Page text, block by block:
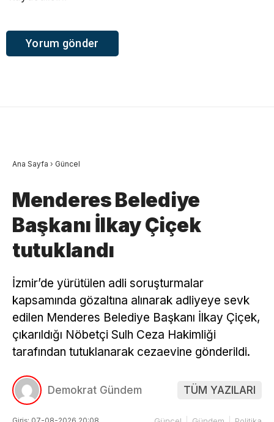
Ana Sayfa › Güncel
Menderes Belediye
Başkanı İlkay Çiçek
tutuklandı
İzmir’de yürütülen adli soruşturmalar
kapsamında gözaltına alınarak adliyeye sevk
edilen Menderes Belediye Başkanı İlkay Çiçek,
çıkarıldığı Nöbetçi Sulh Ceza Hakimliği
tarafından tutuklanarak cezaevine gönderildi.
Demokrat Gündem TÜM YAZILARI